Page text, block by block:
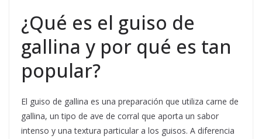
¿Qué es el guiso de
gallina y por qué es tan
popular?
El guiso de gallina es una preparación que utiliza carne de
gallina, un tipo de ave de corral que aporta un sabor
intenso y una textura particular a los guisos. A diferencia